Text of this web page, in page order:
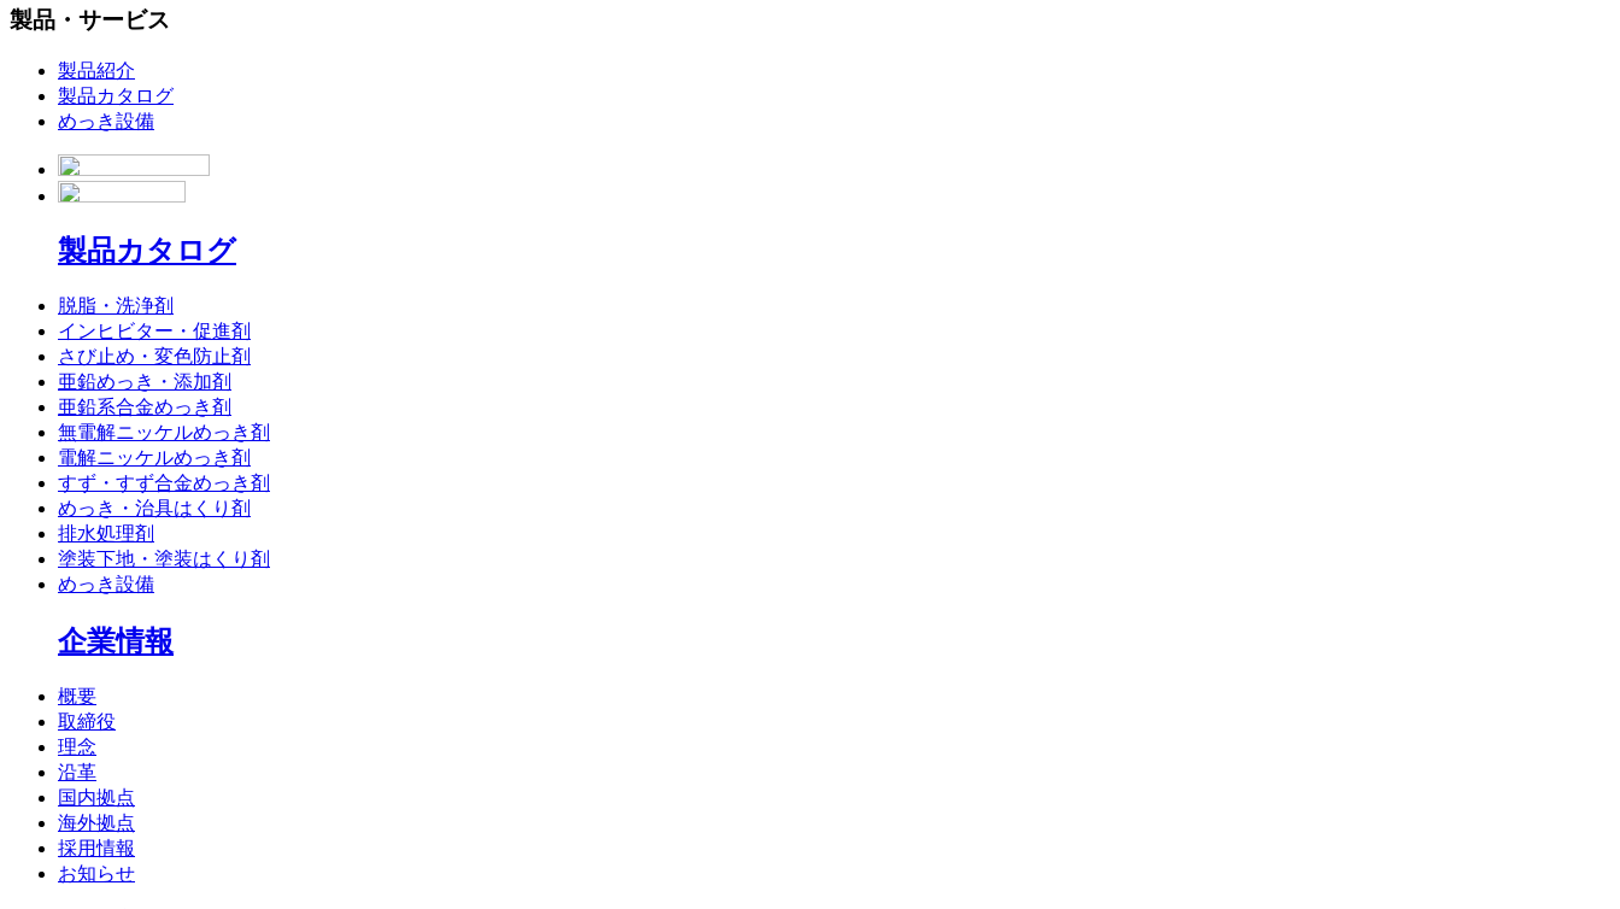
製品・サービス
製品紹介
製品カタログ
めっき設備
製品カタログ
脱脂・洗浄剤
インヒビター・促進剤
さび止め・変色防止剤
亜鉛めっき・添加剤
亜鉛系合金めっき剤
無電解ニッケルめっき剤
電解ニッケルめっき剤
すず・すず合金めっき剤
めっき・治具はくり剤
排水処理剤
塗装下地・塗装はくり剤
めっき設備
企業情報
概要
取締役
理念
沿革
国内拠点
海外拠点
採用情報
お知らせ